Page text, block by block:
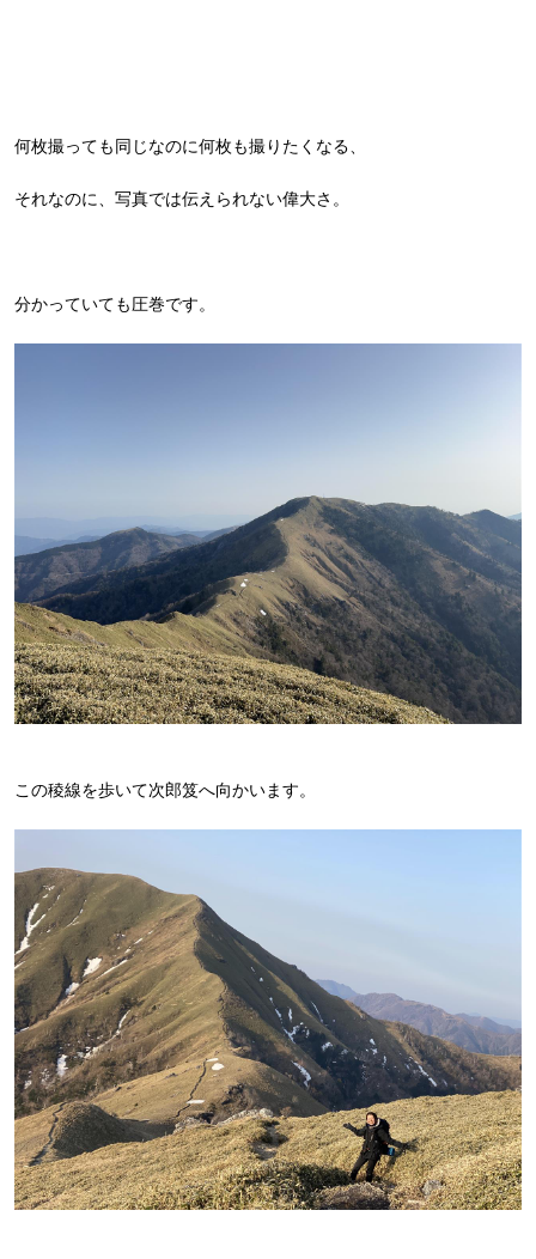
何枚撮っても同じなのに何枚も撮りたくなる、
それなのに、写真では伝えられない偉大さ。
分かっていても圧巻です。
この稜線を歩いて次郎笈へ向かいます。